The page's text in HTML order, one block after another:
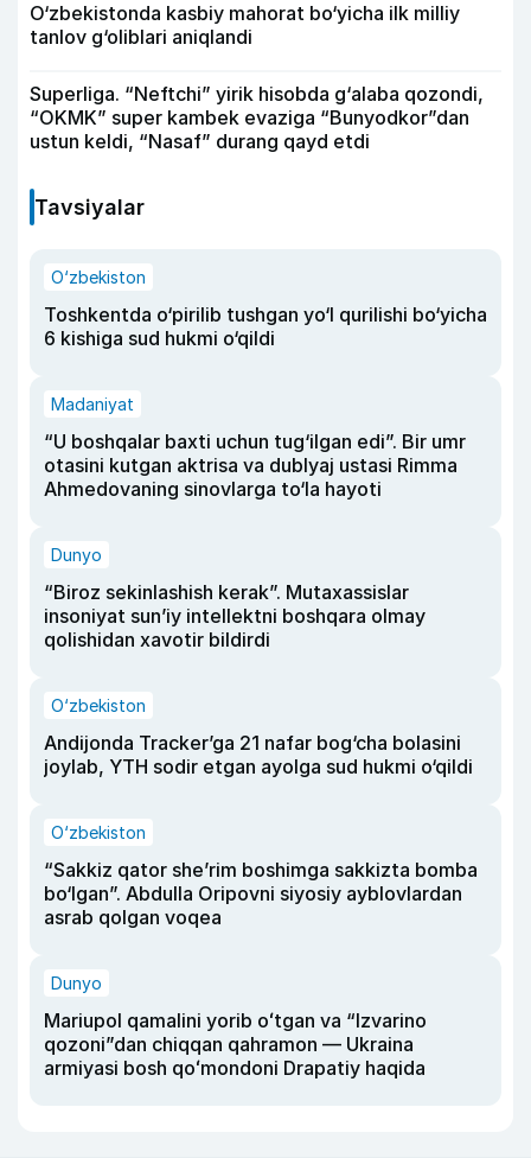
O‘zbekistonda kasbiy mahorat bo‘yicha ilk milliy
tanlov g‘oliblari aniqlandi
Superliga. “Neftchi” yirik hisobda g‘alaba qozondi,
“OKMK” super kambek evaziga “Bunyodkor”dan
ustun keldi, “Nasaf” durang qayd etdi
Tavsiyalar
O‘zbekiston
Toshkentda o‘pirilib tushgan yo‘l qurilishi bo‘yicha
6 kishiga sud hukmi o‘qildi
Madaniyat
“U boshqalar baxti uchun tug‘ilgan edi”. Bir umr
otasini kutgan aktrisa va dublyaj ustasi Rimma
Ahmedovaning sinovlarga to‘la hayoti
Dunyo
“Biroz sekinlashish kerak”. Mutaxassislar
insoniyat sun’iy intellektni boshqara olmay
qolishidan xavotir bildirdi
O‘zbekiston
Andijonda Tracker’ga 21 nafar bog‘cha bolasini
joylab, YTH sodir etgan ayolga sud hukmi o‘qildi
O‘zbekiston
“Sakkiz qator she’rim boshimga sakkizta bomba
bo‘lgan”. Abdulla Oripovni siyosiy ayblovlardan
asrab qolgan voqea
Dunyo
Mariupol qamalini yorib oʻtgan va “Izvarino
qozoni”dan chiqqan qahramon — Ukraina
armiyasi bosh qoʻmondoni Drapatiy haqida